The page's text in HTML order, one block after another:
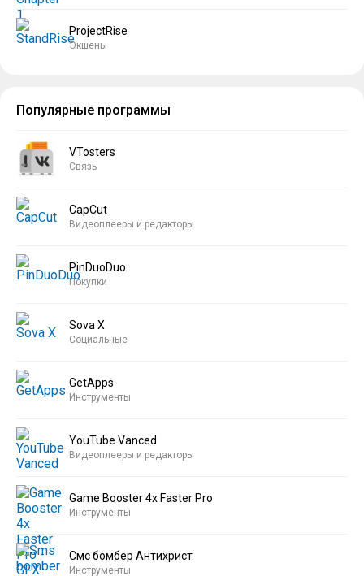
ProjectRise
Экшены
Популярные программы
VTosters
Связь
CapCut
Видеоплееры и редакторы
PinDuoDuo
Покупки
Sova X
Социальные
GetApps
Инструменты
YouTube Vanced
Видеоплееры и редакторы
Game Booster 4x Faster Pro
Инструменты
Смс бомбер Антихрист
Инструменты